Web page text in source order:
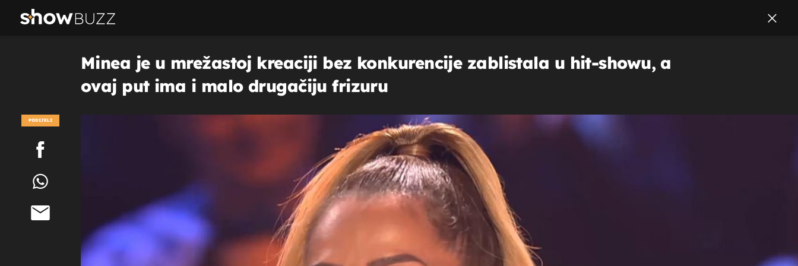
Minea je u mrežastoj kreaciji bez konkurencije zablistala u hit-showu, a
ovaj put ima i malo drugačiju frizuru
PODIJELI